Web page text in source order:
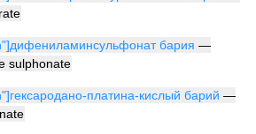
бария —
sulphonate
платина-кислый барий —